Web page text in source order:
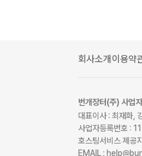
회사소개 이용약
번개장터(주) 사업
대표이사 : 최재화,
사업자등록번호 :
호스팅서비스 제
EMAIL :